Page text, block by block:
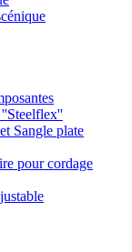
Sangle plate
pour cordage